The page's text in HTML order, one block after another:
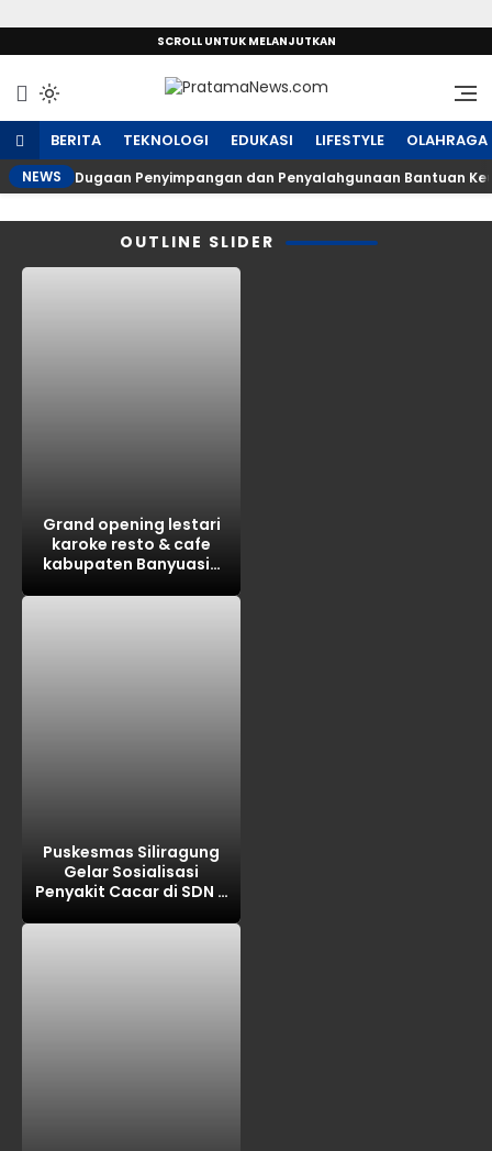
SCROLL UNTUK MELANJUTKAN
BERITA TEKNOLOGI EDUKASI LIFESTYLE OLAHRAGA
NEWS Dugaan Penyimpangan dan Penyalahgunaan Bantuan
OUTLINE SLIDER
Grand opening lestari
karoke resto & cafe
kabupaten Banyuasin
Puskesmas Siliragung
Gelar Sosialisasi
Penyakit Cacar di SDN 5